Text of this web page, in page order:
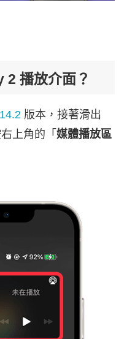
2 播放介面？
版本，接著滑出
上角的「 媒體播放區